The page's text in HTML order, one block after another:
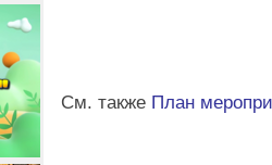
См. также План